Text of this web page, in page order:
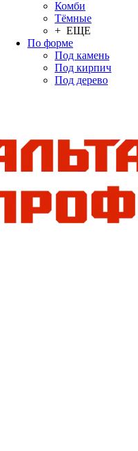
Комби
Тёмные
+ ЕЩЕ
По форме
Под камень
Под кирпич
Под дерево